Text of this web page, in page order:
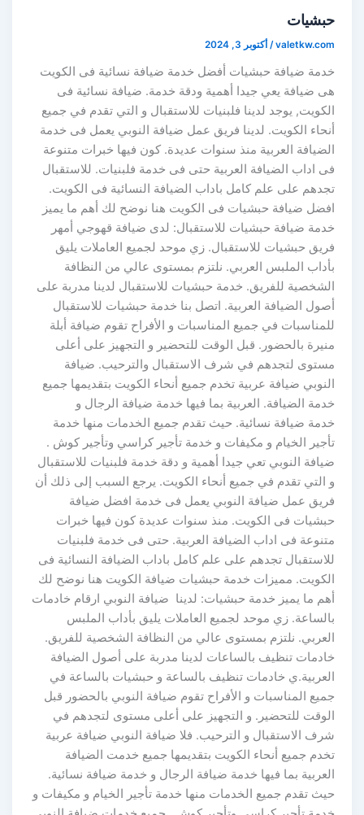
حبشيات
valetkw.com
/أكتوبر 3, 2024
خدمة ضيافة حبشيات أفضل خدمة ضيافة نسائية فى الكويت
هى ضيافة يعي جيدا أهمية ودقة خدمة. ضيافة نسائية فى
الكويت, يوجد لدينا فلبنيات للاستقبال و التي تقدم في جميع
أنحاء الكويت. لدينا فريق عمل ضيافة النوبي يعمل فى خدمة
الضيافة العربية منذ سنوات عديدة. كون فيها خبرات متنوعة
فى اداب الضيافة العربية حتى فى خدمة فلبنيات. للاستقبال
تجدهم على علم كامل باداب الضيافة النسائية فى الكويت.
افضل ضيافة حبشيات فى الكويت هنا نوضح لك أهم ما يميز
خدمة ضيافة حبشيات للاستقبال: لدى ضيافة قهوجي أمهر
فريق حبشيات للاستقبال. زي موحد لجميع العاملات يليق
بأداب الملبس العربي. نلتزم بمستوى عالي من النظافة
الشخصية للفريق. خدمة حبشيات للاستقبال لدينا مدربة على
أصول الضيافة العربية. اتصل بنا خدمة حبشيات للاستقبال
للمناسبات في جميع المناسبات و الأفراح تقوم ضيافة أبلة
منيرة بالحضور. قبل الوقت للتحضير و التجهيز على أعلى
مستوى لتجدهم في شرف الاستقبال والترحيب. ضيافة
النوبي ضيافة عربية تخدم جميع أنحاء الكويت بتقديمها جميع
خدمة الضيافة. العربية بما فيها خدمة ضيافة الرجال و
خدمة ضيافة نسائية. حيث تقدم جميع الخدمات منها خدمة
تأجير الخيام و مكيفات و خدمة تأجير كراسي وتأجير كوش .
ضيافة النوبي تعي جيدا أهمية و دقة خدمة فلبنيات للاستقبال
و التي تقدم في جميع أنحاء الكويت. يرجع السبب إلى ذلك أن
فريق عمل ضيافة النوبي يعمل فى خدمة افضل ضيافة
حبشيات فى الكويت. منذ سنوات عديدة كون فيها خبرات
متنوعة فى اداب الضيافة العربية. حتى فى خدمة فلبنيات
للاستقبال تجدهم على علم كامل باداب الضيافة النسائية فى
الكويت. مميزات خدمة حبشيات ضيافة الكويت هنا نوضح لك
أهم ما يميز خدمة حبشيات: لدينا ضيافة النوبي ارقام خادمات
بالساعة. زي موحد لجميع العاملات يليق بأداب الملبس
العربي. نلتزم بمستوى عالي من النظافة الشخصية للفريق.
خادمات تنظيف بالساعات لدينا مدربة على أصول الضيافة
العربية.ي خادمات تنظيف بالساعة و حبشيات بالساعة في
جميع المناسبات و الأفراح تقوم ضيافة النوبي بالحضور قبل
الوقت للتحضير. و التجهيز على أعلى مستوى لتجدهم في
شرف الاستقبال و الترحيب. فلا ضيافة النوبي ضيافة عربية
تخدم جميع أنحاء الكويت بتقديمها جميع خدمت الضيافة
العربية بما فيها خدمة ضيافة الرجال و خدمة ضيافة نسائية.
حيث تقدم جميع الخدمات منها خدمة تأجير الخيام و مكيفات و